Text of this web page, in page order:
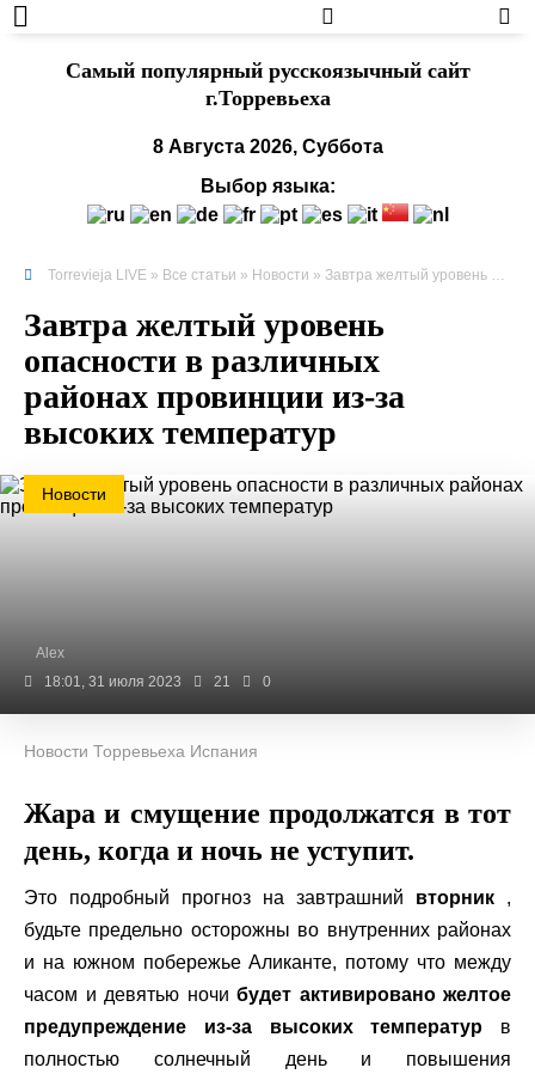
Cамый популярный русскоязычный сайт
г.Торревьеха
8 Августа 2026, Суббота
Выбор языка:
Torrevieja LIVE » Все статьи » Новости » Завтра желтый уровень опасности в различных районах провинции из-за высоких температур
Завтра желтый уровень
опасности в различных
районах провинции из-за
высоких температур
Новости
Alex
18:01, 31 июля 2023
21 0
Новости Торревьеха Испания
Жара и смущение продолжатся в тот
день, когда и ночь не уступит.
Это подробный прогноз на завтрашний вторник ,
будьте предельно осторожны во внутренних районах
и на южном побережье Аликанте, потому что между
часом и девятью ночи будет активировано желтое
предупреждение из-за высоких температур в
полностью солнечный день и повышения